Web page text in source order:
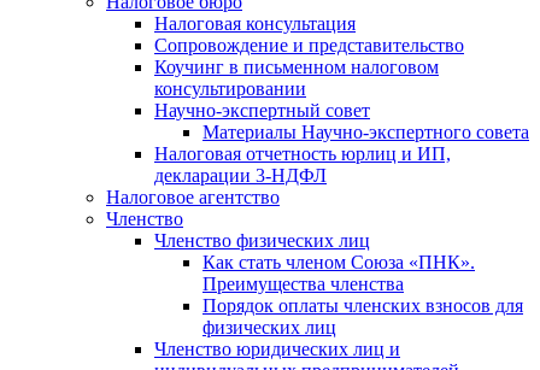
Налоговая консультация
Cопровождение и представительство
Коучинг в письменном налоговом
консультировании
Научно-экспертный совет
Материалы Научно-экспертного совета
Налоговая отчетность юрлиц и ИП,
декларации 3-НДФЛ
Налоговое агентство
Членство
Членство физических лиц
Как стать членом Союза «ПНК».
Преимущества членства
Порядок оплаты членских взносов для
физических лиц
Членство юридических лиц и